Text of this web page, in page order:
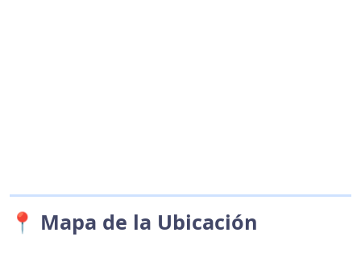
📍 Mapa de la Ubicación